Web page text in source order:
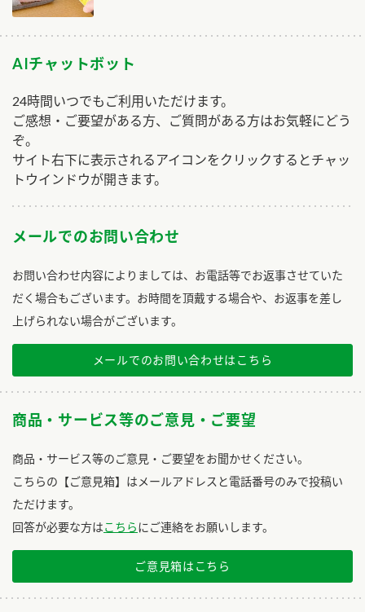
AIチャットボット
24時間いつでもご利用いただけます。
ご感想・ご要望がある方、ご質問がある方はお気軽にどう
ぞ。
サイト右下に表示されるアイコンをクリックするとチャッ
トウインドウが開きます。
メールでのお問い合わせ
お問い合わせ内容によりましては、お電話等でお返事させていた
だく場合もございます。お時間を頂戴する場合や、お返事を差し
上げられない場合がございます。
メールでのお問い合わせはこちら
商品・サービス等のご意見・ご要望
商品・サービス等のご意見・ご要望をお聞かせください。
こちらの【ご意見箱】はメールアドレスと電話番号のみで投稿い
ただけます。
回答が必要な方はこちらにご連絡をお願いします。
ご意見箱はこちら